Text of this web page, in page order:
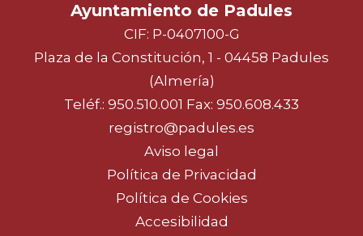
Ayuntamiento de Padules
CIF: P-0407100-G
Plaza de la Constitución, 1 - 04458 Padules
(Almería)
Teléf.: 950.510.001 Fax: 950.608.433
registro@padules.es
Aviso legal
Política de Privacidad
Política de Cookies
Accesibilidad